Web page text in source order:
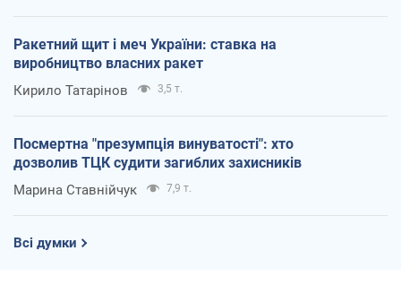
Ракетний щит і меч України: ставка на
виробництво власних ракет
Кирило Татарінов 3,5 т.
Посмертна "презумпція винуватості": хто
дозволив ТЦК судити загиблих захисників
Марина Ставнійчук 7,9 т.
Всі думки